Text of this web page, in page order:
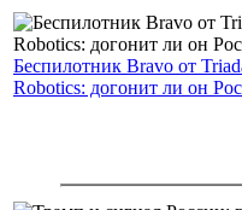
Беспилотник Bravo от
Robotics: догонит ли он